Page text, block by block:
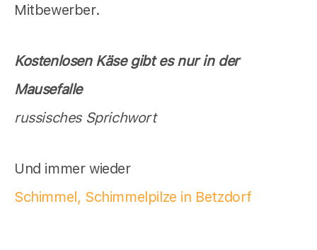
Mitbewerber.
Kostenlosen Käse gibt es nur in der
Mausefalle
russisches Sprichwort
Und immer wieder
Schimmel, Schimmelpilze in Betzdorf